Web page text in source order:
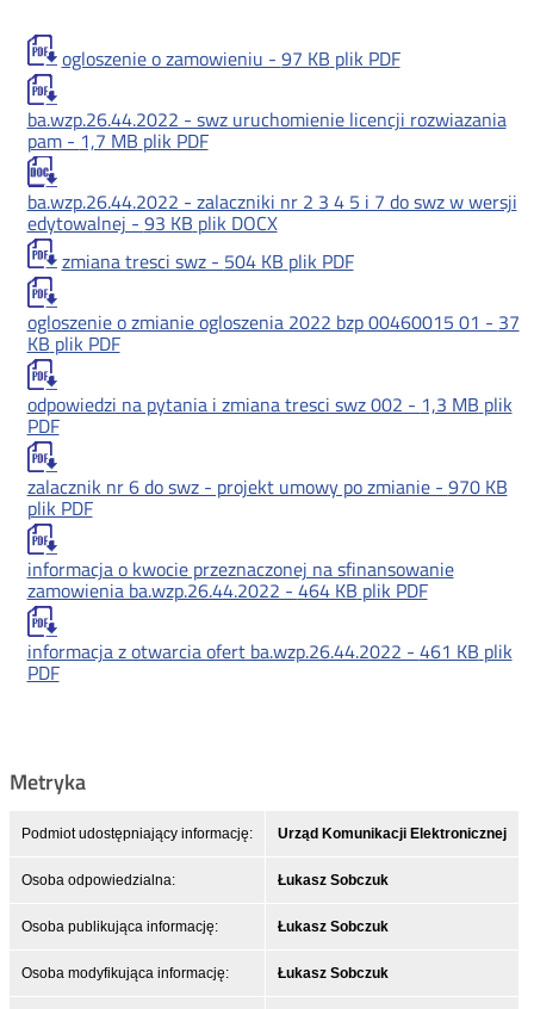
ogloszenie o zamowieniu - 97 KB plik PDF
ba.wzp.26.44.2022 - swz uruchomienie licencji rozwiazania
pam - 1,7 MB plik PDF
ba.wzp.26.44.2022 - zalaczniki nr 2 3 4 5 i 7 do swz w wersji
edytowalnej - 93 KB plik DOCX
zmiana tresci swz - 504 KB plik PDF
ogloszenie o zmianie ogloszenia 2022 bzp 00460015 01 - 37
KB plik PDF
odpowiedzi na pytania i zmiana tresci swz 002 - 1,3 MB plik
PDF
zalacznik nr 6 do swz - projekt umowy po zmianie - 970 KB
plik PDF
informacja o kwocie przeznaczonej na sfinansowanie
zamowienia ba.wzp.26.44.2022 - 464 KB plik PDF
informacja z otwarcia ofert ba.wzp.26.44.2022 - 461 KB plik
PDF
Metryka
Podmiot udostępniający informację: Urząd Komunikacji Elektronicznej
Osoba odpowiedzialna: Łukasz Sobczuk
Osoba publikująca informację: Łukasz Sobczuk
Osoba modyfikująca informację: Łukasz Sobczuk